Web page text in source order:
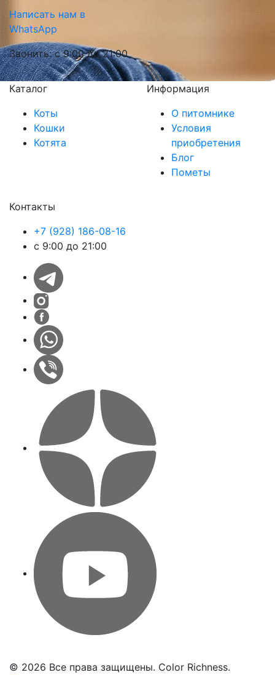
Написать нам в
WhatsApp
Звонить: с 9:00 до 21:00
Каталог
Коты
Кошки
Котята
Информация
О питомнике
Условия
приобретения
Блог
Пометы
Контакты
+7 (928) 186-08-16
с 9:00 до 21:00
© 2026 Все права защищены. Color Richness.